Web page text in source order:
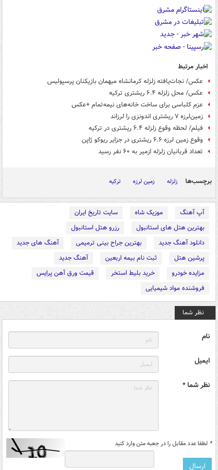
اخبار مرتبط
عکس/ نجات‌یافته زلزله کرمانشاه میهمان بازیکنان پرسپولیس
عکس/ محل زلزله ۶.۴ ریشتری ترکیه
عزم کلباسی برای ساخت خانه‌های نیمه‌تمام +عکس
زمین‌لرزه ۷ ریشتری اندونزی را لرزاند
فیلم/ لحظه وقوع زلزله ۶.۴ ریشتری در ترکیه
وقوع زمین لرزه ۶.۶ ریشتری در جزایر ریوکو ژاپن
تعداد قربانیان زلزله ازمیر به ۶۰ نفر رسید
برچسب‌ها زلزله زمین لرزه ترکیه
آپ آهنگ موزیک شاه
سایت تاریخ ایران
بهترین هتل های استانبول
رزرو هتل استانبول
دانلود آهنگ جدید
بهترین جراح بینی ترمیمی
آهنگ های جدید
پرشین هتل
ثبت نام بیمه اربعین
آهنگ جدید
مزایده خودرو
خرید بلیط استخر
قیمت ورق آهن پرایس
فروشنده مواد شیمیایی
نظر شما
نام
ایمیل
نظر شما *
* لطفا عدد مقابل را در جعبه متن وارد کنید